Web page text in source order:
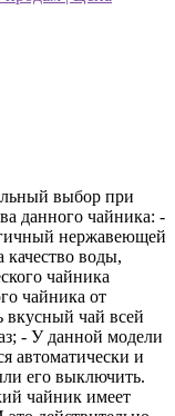
выбор при
данного чайника: -
нержавеющей
качество воды,
чайника
чайника от
вкусный чай всей
- У данной модели
автоматически и
его выключить.
чайник имеет